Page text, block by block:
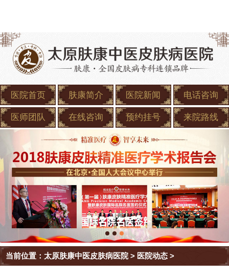
医院首页 肤康简介 医院新闻 电话咨询
医师团队 在线咨询 预约挂号 来院路线
当前位置： 太原肤康中医皮肤病医院> 医院动态 >